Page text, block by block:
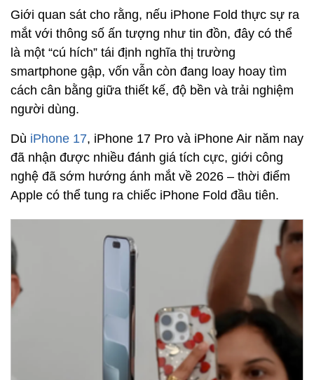
Giới quan sát cho rằng, nếu iPhone Fold thực sự ra
mắt với thông số ấn tượng như tin đồn, đây có thể
là một “cú hích” tái định nghĩa thị trường
smartphone gập, vốn vẫn còn đang loay hoay tìm
cách cân bằng giữa thiết kế, độ bền và trải nghiệm
người dùng.
Dù iPhone 17, iPhone 17 Pro và iPhone Air năm nay
đã nhận được nhiều đánh giá tích cực, giới công
nghệ đã sớm hướng ánh mắt về 2026 – thời điểm
Apple có thể tung ra chiếc iPhone Fold đầu tiên.